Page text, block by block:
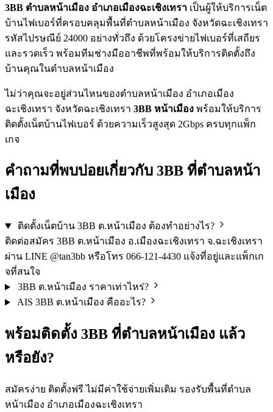
3BB ตำบลหน้าเมือง อำเภอเมืองฉะเชิงเทรา เป็นผู้ให้บริการเน็ต
บ้านไฟเบอร์ที่ครอบคลุมพื้นที่ตำบลหน้าเมือง จังหวัดฉะเชิงเทรา
รหัสไปรษณีย์ 24000 อย่างทั่วถึง ด้วยโครงข่ายไฟเบอร์ที่เสถียร
และรวดเร็ว พร้อมทีมช่างมืออาชีพที่พร้อมให้บริการติดตั้งถึง
บ้านคุณในตำบลหน้าเมือง
ไม่ว่าคุณจะอยู่ส่วนไหนของตำบลหน้าเมือง อำเภอเมือง
ฉะเชิงเทรา จังหวัดฉะเชิงเทรา 3BB หน้าเมือง พร้อมให้บริการ
ติดตั้งเน็ตบ้านไฟเบอร์ ด้วยความเร็วสูงสุด 2Gbps ครบทุกแพ็ก
เกจ
คำถามที่พบบ่อยเกี่ยวกับ 3BB ที่ตำบลหน้า
เมือง
ติดตั้งเน็ตบ้าน 3BB ต.หน้าเมือง ต้องทำอย่างไร?
ติดต่อสมัคร 3BB ต.หน้าเมือง อ.เมืองฉะเชิงเทรา จ.ฉะเชิงเทรา
ผ่าน LINE @tan3bb หรือโทร 066-121-4430 แจ้งที่อยู่และแพ็กเก
จที่สนใจ
3BB ต.หน้าเมือง ราคาเท่าไหร่?
AIS 3BB ต.หน้าเมือง คืออะไร?
พร้อมติดตั้ง 3BB ที่ตำบลหน้าเมือง แล้ว
หรือยัง?
สมัครง่าย ติดตั้งฟรี ไม่มีค่าใช้จ่ายเพิ่มเติม รองรับพื้นที่ตำบล
หน้าเมือง อำเภอเมืองฉะเชิงเทรา